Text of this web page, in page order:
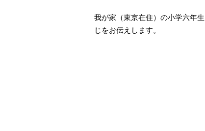
我が家（東京在住）の小学六年
じをお伝えします。